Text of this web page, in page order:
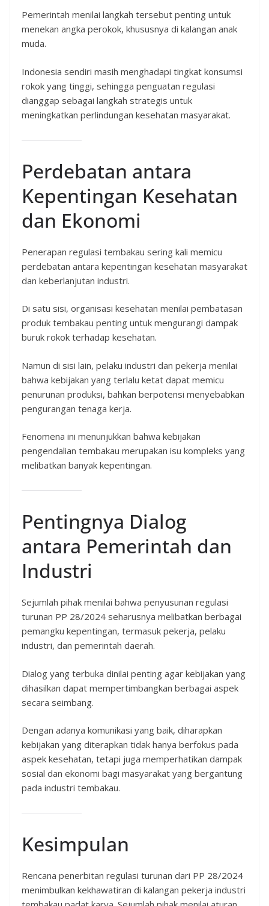
Pemerintah menilai langkah tersebut penting untuk
menekan angka perokok, khususnya di kalangan anak
muda.
Indonesia sendiri masih menghadapi tingkat konsumsi
rokok yang tinggi, sehingga penguatan regulasi
dianggap sebagai langkah strategis untuk
meningkatkan perlindungan kesehatan masyarakat.
Perdebatan antara
Kepentingan Kesehatan
dan Ekonomi
Penerapan regulasi tembakau sering kali memicu
perdebatan antara kepentingan kesehatan masyarakat
dan keberlanjutan industri.
Di satu sisi, organisasi kesehatan menilai pembatasan
produk tembakau penting untuk mengurangi dampak
buruk rokok terhadap kesehatan.
Namun di sisi lain, pelaku industri dan pekerja menilai
bahwa kebijakan yang terlalu ketat dapat memicu
penurunan produksi, bahkan berpotensi menyebabkan
pengurangan tenaga kerja.
Fenomena ini menunjukkan bahwa kebijakan
pengendalian tembakau merupakan isu kompleks yang
melibatkan banyak kepentingan.
Pentingnya Dialog
antara Pemerintah dan
Industri
Sejumlah pihak menilai bahwa penyusunan regulasi
turunan PP 28/2024 seharusnya melibatkan berbagai
pemangku kepentingan, termasuk pekerja, pelaku
industri, dan pemerintah daerah.
Dialog yang terbuka dinilai penting agar kebijakan yang
dihasilkan dapat mempertimbangkan berbagai aspek
secara seimbang.
Dengan adanya komunikasi yang baik, diharapkan
kebijakan yang diterapkan tidak hanya berfokus pada
aspek kesehatan, tetapi juga memperhatikan dampak
sosial dan ekonomi bagi masyarakat yang bergantung
pada industri tembakau.
Kesimpulan
Rencana penerbitan regulasi turunan dari PP 28/2024
menimbulkan kekhawatiran di kalangan pekerja industri